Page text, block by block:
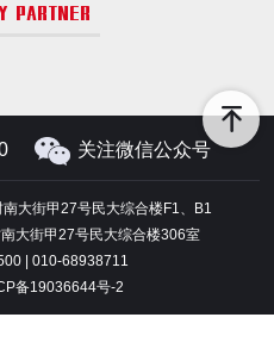
PARTNER
关注微信公众号
大街甲27号民大综合楼F1、B1
大街甲27号民大综合楼306室
| 010-68938711
备19036644号-2